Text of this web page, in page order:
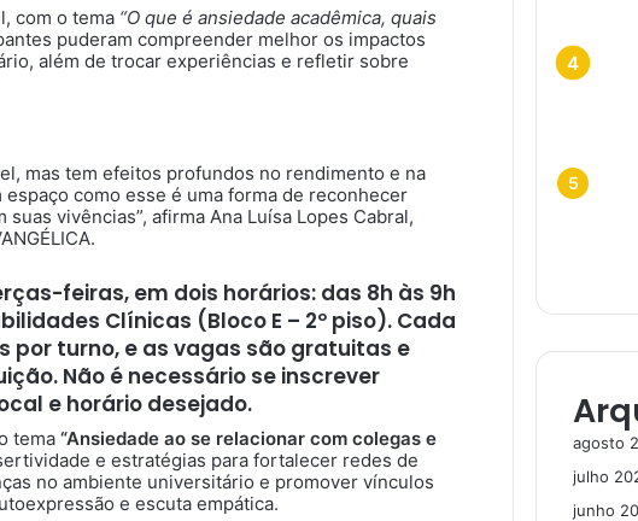
com o tema “O que é ansiedade acadêmica, quais
puderam compreender melhor os impactos
além de trocar experiências e refletir sobre
mas tem efeitos profundos no rendimento e na
como esse é uma forma de reconhecer
vivências”, afirma Ana Luísa Lopes Cabral,
feiras, em dois horários: das 8h às 9h
Clínicas (Bloco E – 2º piso). Cada
turno, e as vagas são gratuitas e
Não é necessário se inscrever
e horário desejado.
tema “Ansiedade ao se relacionar com colegas e
e estratégias para fortalecer redes de
no ambiente universitário e promover vínculos
e escuta empática.
agosto
julho
junho